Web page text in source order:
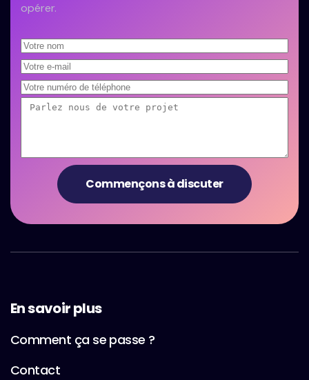
opérer.
En savoir plus
Comment ça se passe ?
Contact